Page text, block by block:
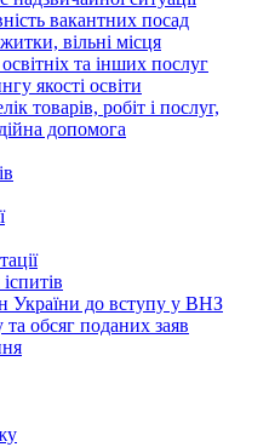
вакантних посад
вільні місця
та інших послуг
якості освіти
товарів, робіт і послуг,
допомога
України до вступу у ВНЗ
обсяг поданих заяв